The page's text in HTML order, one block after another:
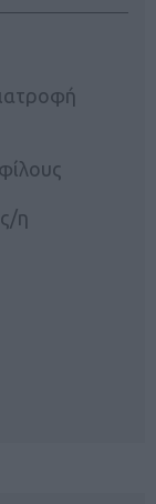
η